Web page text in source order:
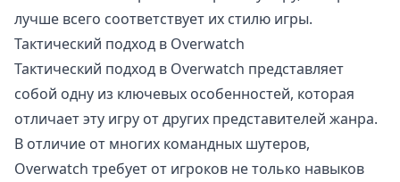
лучше всего соответствует их стилю игры.
Тактический подход в Overwatch
Тактический подход в Overwatch представляет
собой одну из ключевых особенностей, которая
отличает эту игру от других представителей жанра.
В отличие от многих командных шутеров,
Overwatch требует от игроков не только навыков